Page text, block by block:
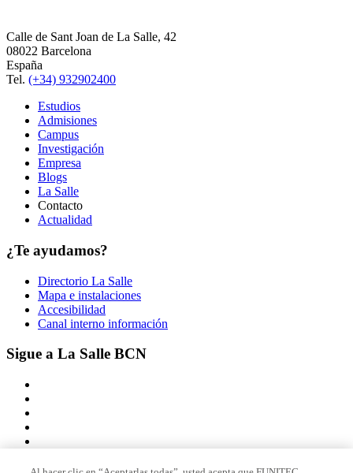
Calle de Sant Joan de La Salle, 42
08022 Barcelona
España
Tel. (+34) 932902400
Estudios
Admisiones
Campus
Investigación
Empresa
Blogs
La Salle
Contacto
Actualidad
¿Te ayudamos?
Directorio La Salle
Mapa e instalaciones
Accesibilidad
Canal interno información
Sigue a La Salle BCN